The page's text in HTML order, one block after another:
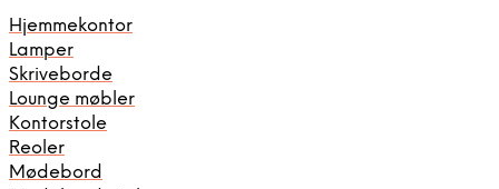
Hjemmekontor
Lamper
Skriveborde
Lounge møbler
Kontorstole
Reoler
Mødebord